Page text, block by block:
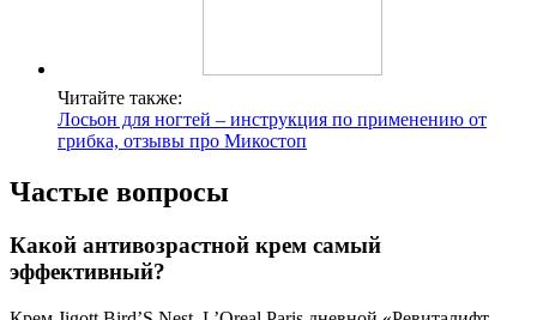
Читайте также:
Лосьон для ногтей – инструкция по применению от
грибка, отзывы про Микостоп
Частые вопросы
Какой антивозрастной крем самый
эффективный?